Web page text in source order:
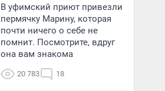
В уфимский приют привезли
пермячку Марину, которая
почти ничего о себе не
помнит. Посмотрите, вдруг
она вам знакома
20 783 18